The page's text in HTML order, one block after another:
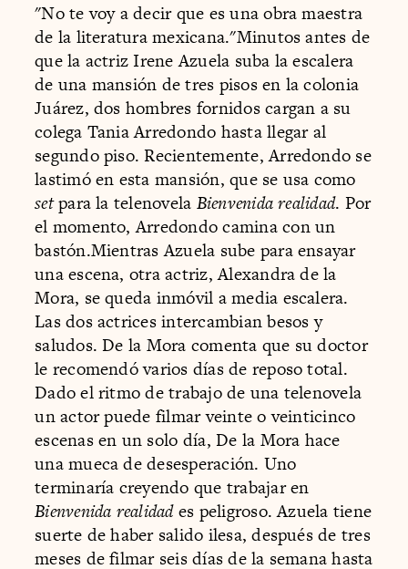
"No te voy a decir que es una obra maestra
de la literatura mexicana."Minutos antes de
que la actriz Irene Azuela suba la escalera
de una mansión de tres pisos en la colonia
Juárez, dos hombres fornidos cargan a su
colega Tania Arredondo hasta llegar al
segundo piso. Recientemente, Arredondo se
lastimó en esta mansión, que se usa como
setpara la telenovela Bienvenida realidad. Por
el momento, Arredondo camina con un
bastón.Mientras Azuela sube para ensayar
una escena, otra actriz, Alexandra de la
Mora, se queda inmóvil a media escalera.
Las dos actrices intercambian besos y
saludos. De la Mora comenta que su doctor
le recomendó varios días de reposo total.
Dado el ritmo de trabajo de una telenovela
un actor puede filmar veinte o veinticinco
escenas en un solo día, De la Mora hace
una mueca de desesperación. Uno
terminaría creyendo que trabajar en
Bienvenida realidades peligroso. Azuela tiene
suerte de haber salido ilesa, después de tres
meses de filmar seis días de la semana hasta